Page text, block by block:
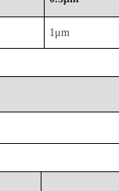
1μm